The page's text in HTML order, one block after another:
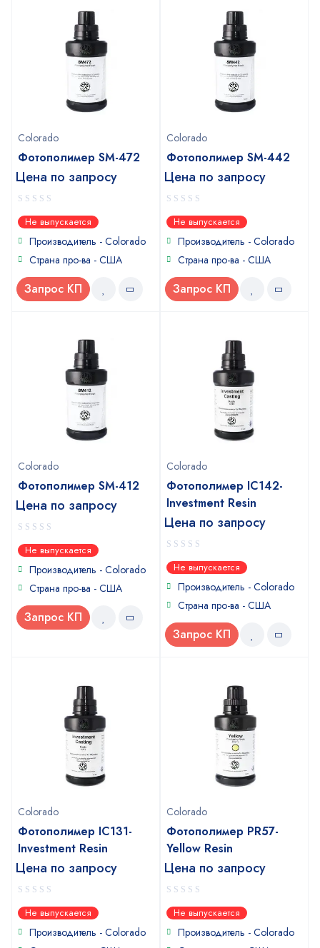
Colorado
Фотополимер SM-472
Цена по запросу
0
out
of
Не выпускается
Производитель - Colorado
Страна про-ва - США
Запрос КП
Colorado
Фотополимер SM-442
Цена по запросу
0
out
of
Не выпускается
Производитель - Colorado
Страна про-ва - США
Запрос КП
Colorado
Фотополимер SM-412
Цена по запросу
0
out
of
Не выпускается
Производитель - Colorado
Страна про-ва - США
Запрос КП
Colorado
Фотополимер IC142-
Investment Resin
Цена по запросу
0
out
of
Не выпускается
Производитель - Colorado
Страна про-ва - США
Запрос КП
Colorado
Фотополимер IC131-
Investment Resin
Цена по запросу
0
out
of
Не выпускается
Производитель - Colorado
Colorado
Фотополимер PR57-
Yellow Resin
Цена по запросу
0
out
of
Не выпускается
Производитель - Colorado